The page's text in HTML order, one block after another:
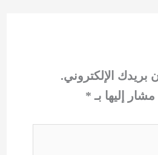
بريدك الإلكتروني.
مشار إليها بـ *